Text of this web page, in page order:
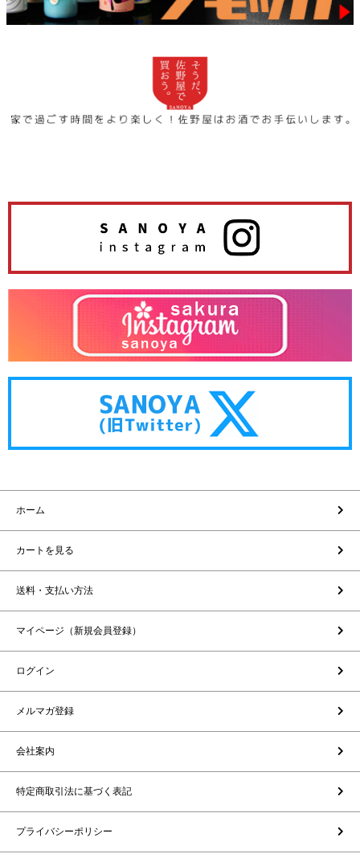
ホーム
カートを見る
送料・支払い方法
マイページ（新規会員登録）
ログイン
メルマガ登録
会社案内
特定商取引法に基づく表記
プライバシーポリシー